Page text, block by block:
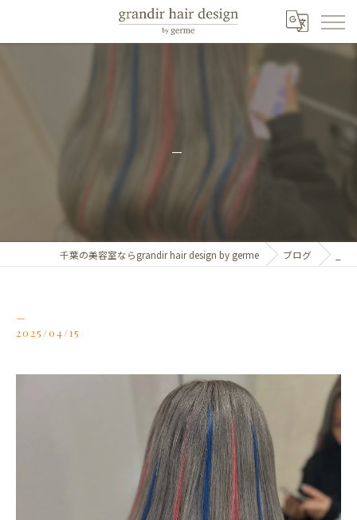
千葉の美容室ならgrandir hair design by germe ブログ
2025/04/15